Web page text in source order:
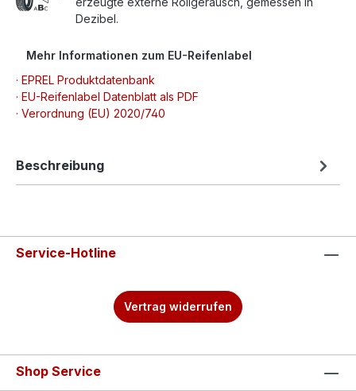
Dezibel.
Mehr Informationen zum EU-Reifenlabel
· EPREL Produktdatenbank
· EU-Reifenlabel Datenblatt als PDF
· Verordnung (EU) 2020/740
Beschreibung
Service-Hotline
Vertrag widerrufen
Shop Service